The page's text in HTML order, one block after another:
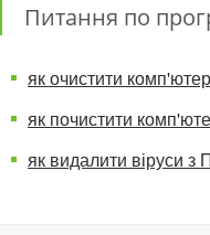
Питання по
як очистити комп'ютер
як почистити
як видалити віруси з